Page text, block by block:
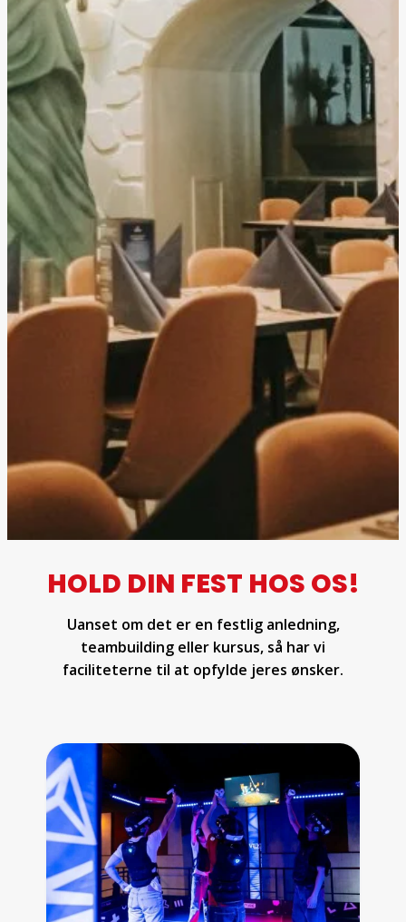
HOLD DIN FEST HOS OS!
Uanset om det er en festlig anledning,
teambuilding eller kursus, så har vi
faciliteterne til at opfylde jeres ønsker.